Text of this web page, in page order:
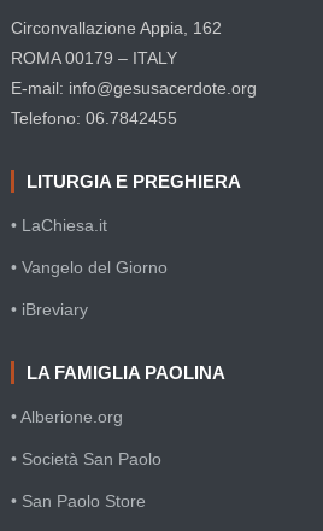
Circonvallazione Appia, 162
ROMA 00179 – ITALY
E-mail: info@gesusacerdote.org
Telefono: 06.7842455
LITURGIA E PREGHIERA
• LaChiesa.it
• Vangelo del Giorno
• iBreviary
LA FAMIGLIA PAOLINA
• Alberione.org
• Società San Paolo
• San Paolo Store